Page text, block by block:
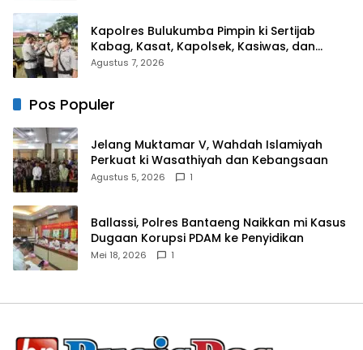
Kapolres Bulukumba Pimpin ki Sertijab
Kabag, Kasat, Kapolsek, Kasiwas, dan
Pelantikan Kasi Humas
Agustus 7, 2026
Pos Populer
Jelang Muktamar V, Wahdah Islamiyah
Perkuat ki Wasathiyah dan Kebangsaan
Agustus 5, 2026 1
Ballassi, Polres Bantaeng Naikkan mi Kasus
Dugaan Korupsi PDAM ke Penyidikan
Mei 18, 2026 1